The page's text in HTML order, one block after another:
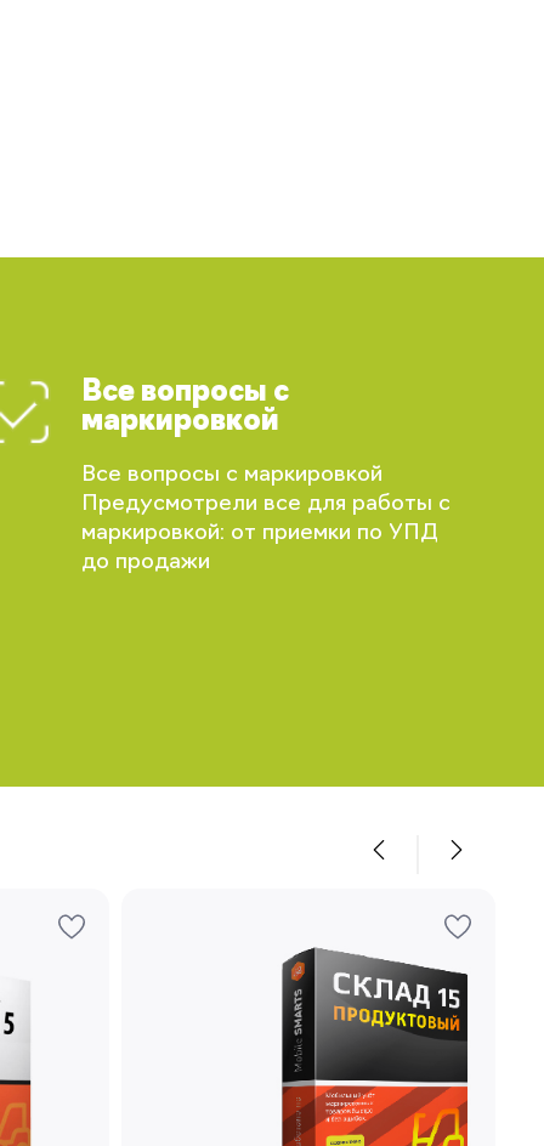
Все вопросы с
маркировкой
Все вопросы с маркировкой
Предусмотрели все для работы с
маркировкой: от приемки по УПД
до продажи